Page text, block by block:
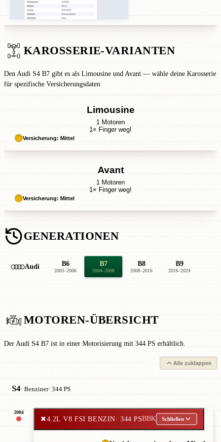
KAROSSERIE-VARIANTEN
Den Audi S4 B7 gibt es als Limousine und Avant — wähle deine Karosserie
für spezifische Versicherungsdaten:
Limousine
1 Motoren
1× Finger weg!
Versicherung: Mittel
Avant
1 Motoren
1× Finger weg!
Versicherung: Mittel
GENERATIONEN
Audi B6
2003–2006
B7
2004–2008
B8
2008–2016
B9
2016–2024
MOTOREN-ÜBERSICHT
Der Audi S4 B7 ist in einer Motorisierung mit 344 PS erhältlich.
Alle zuklappen
S4· Benziner· 344 PS
2004
✖4.2L V8 FSI BENZIN· 344 PSBBK Schließen